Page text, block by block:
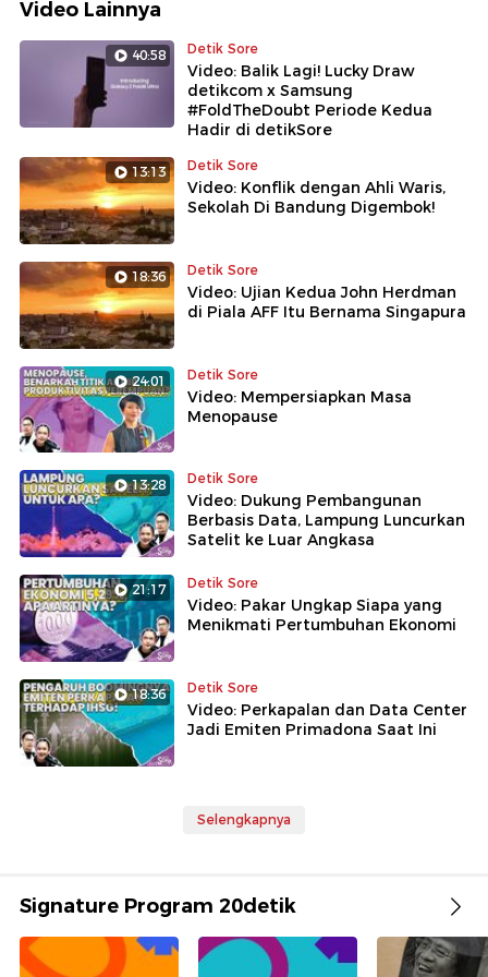
detikSore!
Video Lainnya
40:58 Detik Sore
Video: Balik Lagi! Lucky Draw
detikcom x Samsung
#FoldTheDoubt Periode Kedua
Hadir di detikSore
13:13 Detik Sore
Video: Konflik dengan Ahli Waris,
Sekolah Di Bandung Digembok!
18:36 Detik Sore
Video: Ujian Kedua John Herdman
di Piala AFF Itu Bernama Singapura
24:01 Detik Sore
Video: Mempersiapkan Masa
Menopause
13:28 Detik Sore
Video: Dukung Pembangunan
Berbasis Data, Lampung Luncurkan
Satelit ke Luar Angkasa
21:17 Detik Sore
Video: Pakar Ungkap Siapa yang
Menikmati Pertumbuhan Ekonomi
18:36 Detik Sore
Video: Perkapalan dan Data Center
Jadi Emiten Primadona Saat Ini
Selengkapnya
Signature Program 20detik